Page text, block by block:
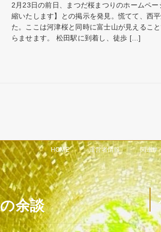
2月23日の前日、まつだ桜まつりのホームペ
縮いたします】との掲示を発見。慌てて、西
た。ここは河津桜と同時に富士山が見えるこ
らませます。 松田駅に到着し、徒歩 […]
HOME 運営者情報 関連サ
余談